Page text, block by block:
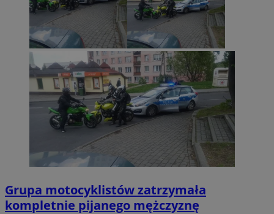
Grupa motocyklistów zatrzymała
kompletnie pijanego mężczyznę